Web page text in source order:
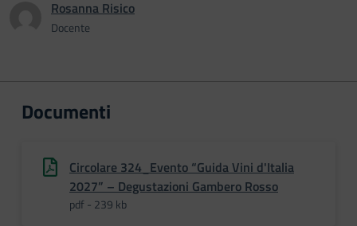
Rosanna Risico
Docente
Documenti
Circolare 324_Evento “Guida Vini d'Italia
2027” – Degustazioni Gambero Rosso
pdf - 239 kb